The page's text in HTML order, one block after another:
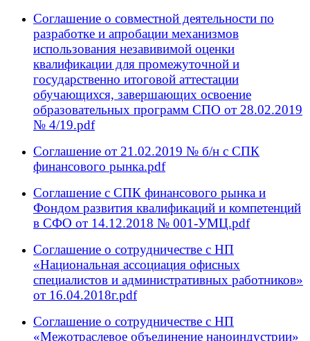
Соглашение о совместной деятельности по
разработке и апробации механизмов
использования незавивимой оценки
квалификации для промежуточной и
государственно итоговой аттестации
обучающихся, завершающих освоение
образовательных программ СПО от 28.02.2019
№ 4/19.pdf
Соглашение от 21.02.2019 № б/н с СПК
финансового рынка.pdf
Соглашение с СПК финансового рынка и
Фондом развития квалификаций и компетенций
в СФО от 14.12.2018 № 001-УМЦ.pdf
Соглашение о сотрудничестве с НП
«Национальная ассоциация офисных
специалистов и административных работников»
от 16.04.2018г.pdf
Соглашение о сотрудничестве с НП
«Межотраслевое объединение наноиндустрии»